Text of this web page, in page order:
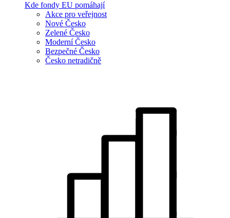
Kde fondy EU pomáhají
Akce pro veřejnost
Nové Česko
Zelené Česko
Moderní Česko
Bezpečné Česko
Česko netradičně